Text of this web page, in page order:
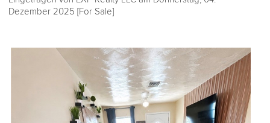
Dezember 2025 [For Sale]